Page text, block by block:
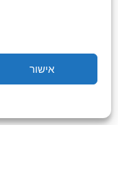
אישור